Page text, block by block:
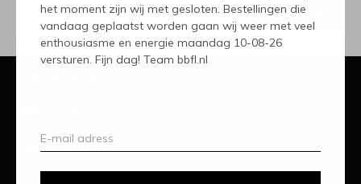
het moment zijn wij met gesloten. Bestellingen die
vandaag geplaatst worden gaan wij weer met veel
enthousiasme en energie maandag 10-08-26
versturen. Fijn dag! Team bbfl.nl
ABONNEER
Categorieën